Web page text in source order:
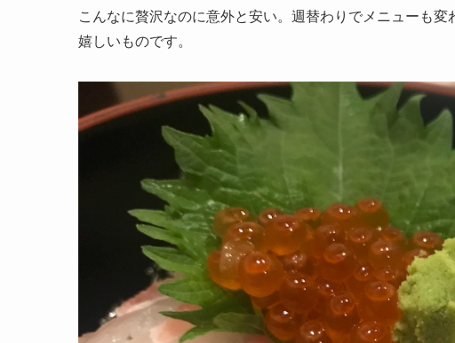
こんなに贅沢なのに意外と安い。週替わりでメニューも
嬉しいものです。